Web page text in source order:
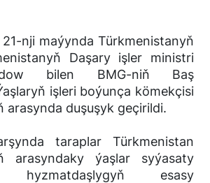
nji maýynda Türkmenistanyň
Daşary işler ministri
bilen BMG-niň Baş
işleri boýunça kömekçisi
arasynda duşuşyk geçirildi.
taraplar Türkmenistan
arasyndaky ýaşlar syýasaty
hyzmatdaşlygyň esasy